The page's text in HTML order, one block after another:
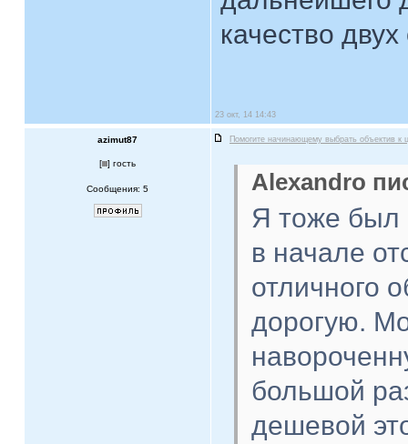
качество
23 окт, 14 14:43
azimut87 Помогите начинающему выбрать объектив к
[ ] гость
Сообщения: 5 Alexandro
Я тоже был
в начале
отличного
дорогую.
большой
дешевой